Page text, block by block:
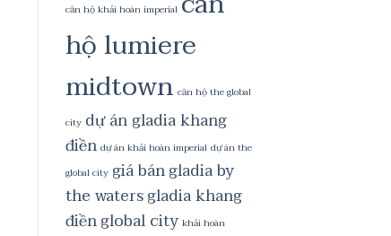
căn hộ khải hoàn imperial
hộ lumiere
midtown căn hộ the global
city dự án gladia khang
điền dự án khải hoàn imperial dự án the
global city giá bángladia by
the watersgladia khang
điềnglobal city khải hoàn